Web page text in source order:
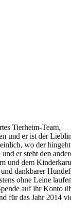
Tierheim-Team,
und er ist der
wo der
er steht den
und dem
dankbarer
ohne Leine
auf ihr Konto
für das Jahr 2014